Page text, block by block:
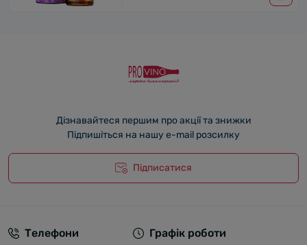
Дізнавайтеся першим про акції та знижки
Підпишіться на нашу e-mail розсилку
Підписатися
Телефони Графік роботи